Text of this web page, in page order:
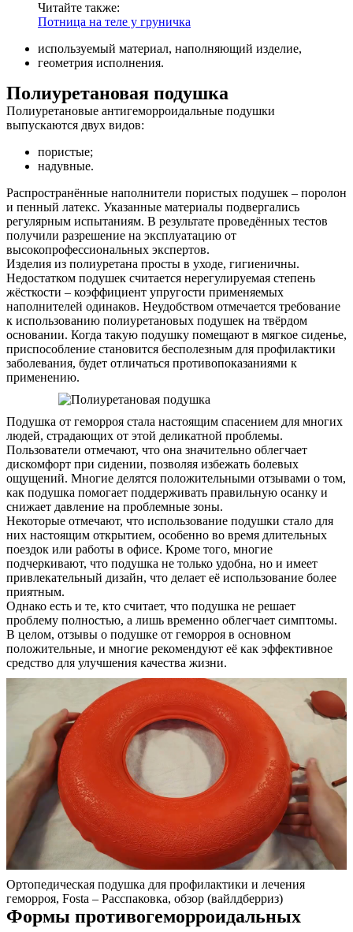
Услуги
Акции
Отзывы
Статьи
Контакты
Читайте также:
Потница на теле у груничка
используемый материал, наполняющий изделие,
геометрия исполнения.
Полиуретановая подушка
Полиуретановые антигеморроидальные подушки
выпускаются двух видов:
пористые;
надувные.
Распространённые наполнители пористых подушек – поролон
и пенный латекс. Указанные материалы подвергались
регулярным испытаниям. В результате проведённых тестов
получили разрешение на эксплуатацию от
высокопрофессиональных экспертов.
Изделия из полиуретана просты в уходе, гигиеничны.
Недостатком подушек считается нерегулируемая степень
жёсткости – коэффициент упругости применяемых
наполнителей одинаков. Неудобством отмечается требование
к использованию полиуретановых подушек на твёрдом
основании. Когда такую подушку помещают в мягкое сиденье,
приспособление становится бесполезным для профилактики
заболевания, будет отличаться противопоказаниями к
применению.
Подушка от геморроя стала настоящим спасением для многих
людей, страдающих от этой деликатной проблемы.
Пользователи отмечают, что она значительно облегчает
дискомфорт при сидении, позволяя избежать болевых
ощущений. Многие делятся положительными отзывами о том,
как подушка помогает поддерживать правильную осанку и
снижает давление на проблемные зоны.
Некоторые отмечают, что использование подушки стало для
них настоящим открытием, особенно во время длительных
поездок или работы в офисе. Кроме того, многие
подчеркивают, что подушка не только удобна, но и имеет
привлекательный дизайн, что делает её использование более
приятным.
Однако есть и те, кто считает, что подушка не решает
проблему полностью, а лишь временно облегчает симптомы.
В целом, отзывы о подушке от геморроя в основном
положительные, и многие рекомендуют её как эффективное
средство для улучшения качества жизни.
Ортопедическая подушка для профилактики и лечения
геморроя, Fosta – Расспаковка, обзор (вайлдберриз)
Формы противогеморроидальных